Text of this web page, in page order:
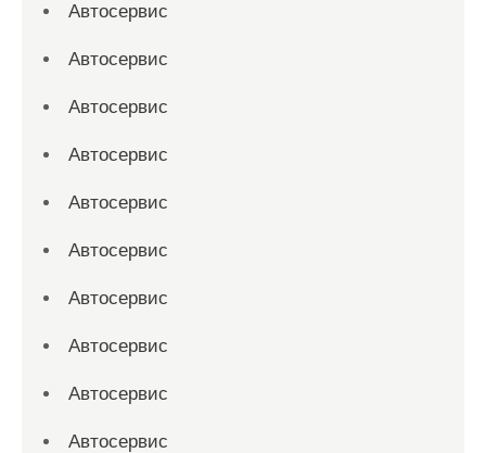
Автосервис
Автосервис
Автосервис
Автосервис
Автосервис
Автосервис
Автосервис
Автосервис
Автосервис
Автосервис